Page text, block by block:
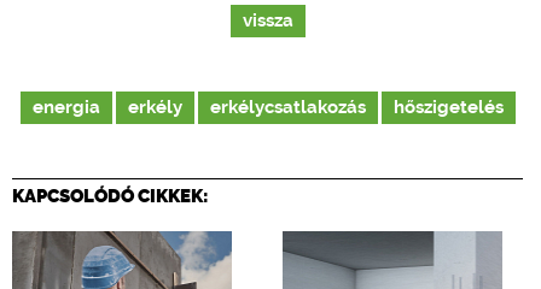
vissza
energia erkély erkélycsatlakozás hőszigetelés
KAPCSOLÓDÓ CIKKEK: